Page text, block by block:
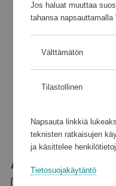
Arvo
Jos haluat muuttaa
tahansa
Välttämätön
Tilastollinen
Napsauta linkkiä
teknisten ratkaisujen
ja käsittelee
Tietosuojakäytäntö